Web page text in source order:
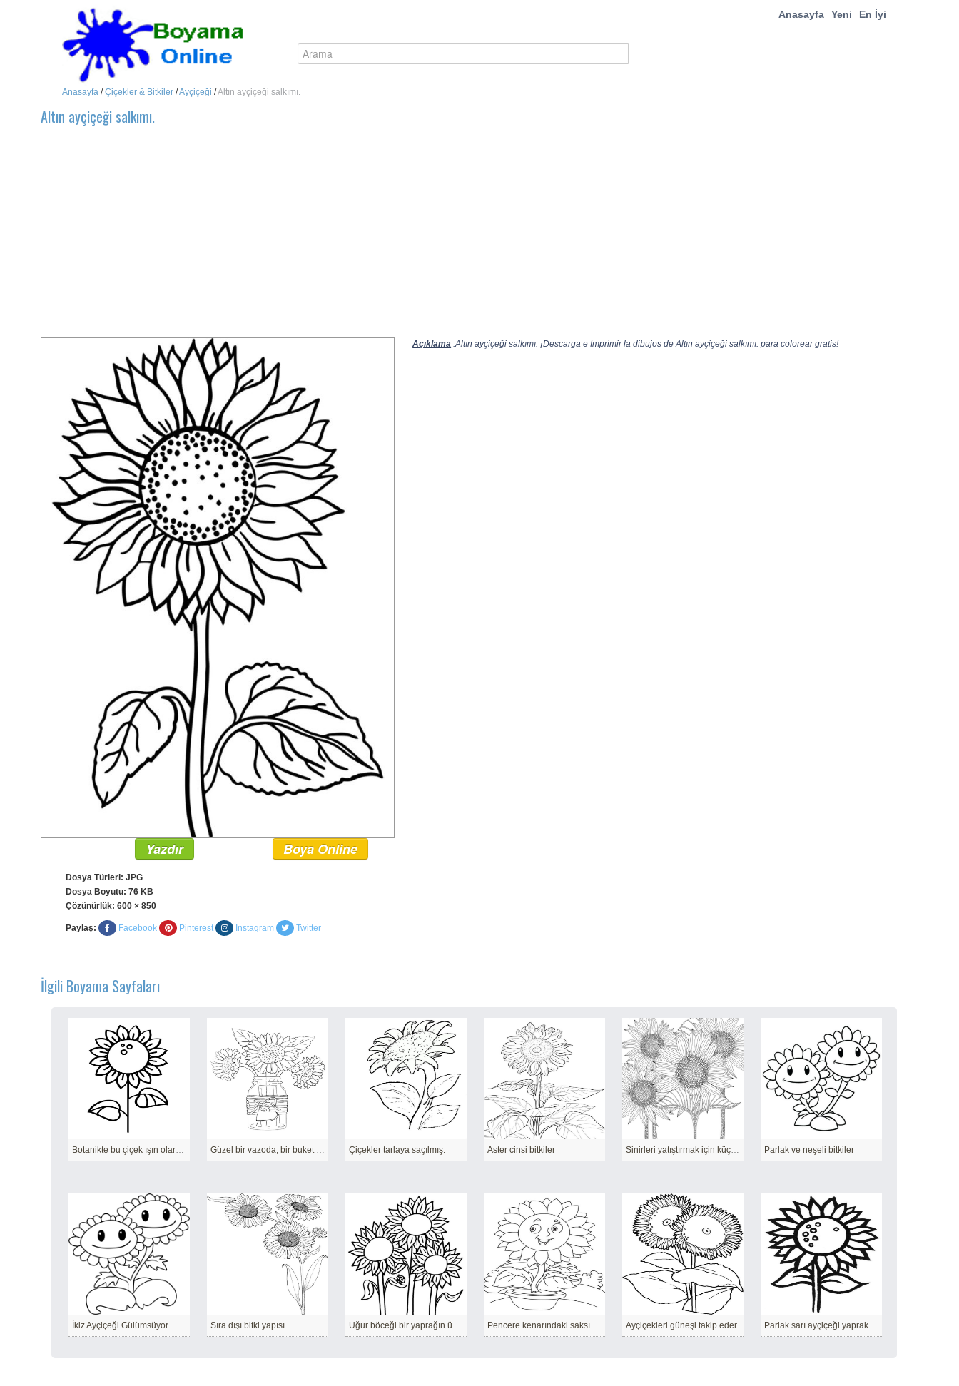
Anasayfa Yeni En İyi
Anasayfa /Çiçekler & Bitkiler /Ayçiçeği /Altın ayçiçeği salkımı.
Altın ayçiçeği salkımı.
Açıklama :Altın ayçiçeği salkımı. ¡Descarga e Imprimir la dibujos de Altın ayçiçeği salkımı. para colorear gratis!
Yazdır Boya Online
Dosya Türleri: JPG
Dosya Boyutu: 76 KB
Çözünürlük: 600 × 850
Paylaş: Facebook Pinterest Instagram Twitter
İlgili Boyama Sayfaları
Botanikte bu çiçek ışın olarak adlandırılır. Güzel bir vazoda, bir buket ayçiçeği ev sahiplerini memnun eder Çiçekler tarlaya saçılmış. Aster cinsi bitkiler Sinirleri yatıştırmak için küçük detaylar Parlak ve neşeli bitkiler
İkiz Ayçiçeği Gülümsüyor Sıra dışı bitki yapısı. Uğur böceği bir yaprağın üzerinde geziniyor. Pencere kenarındaki saksıda bir ayçiçeği büyüyor Ayçiçekleri güneşi takip eder. Parlak sarı ayçiçeği yaprakları